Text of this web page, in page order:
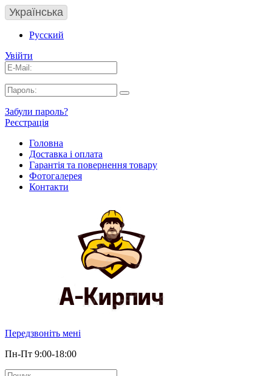
Українська
Русский
Увійти
Забули пароль?
Реєстрація
Головна
Доставка і оплата
Гарантія та повернення товару
Фотогалерея
Контакти
Передзвоніть мені
Пн-Пт 9:00-18:00